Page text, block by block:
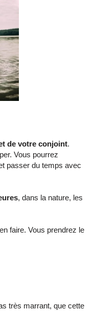
de votre conjoint.
Vous pourrez
passer du temps avec
, dans la nature, les
faire. Vous prendrez le
très marrant, que cette